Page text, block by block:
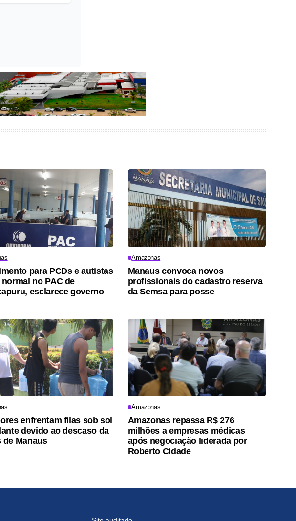
para PCDs e autistas
no PAC de
esclarece governo
Amazonas
Manaus convoca novos
profissionais do cadastro reserva
da Semsa para posse
enfrentam filas sob sol
devido ao descaso da
de Manaus
Amazonas
Amazonas repassa R$ 276
milhões a empresas médicas
após negociação liderada por
Roberto Cidade